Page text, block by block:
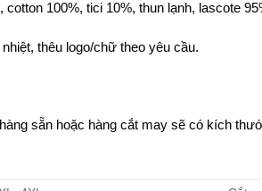
cotton 100%, tici 10%, thun lạnh, lascote
thêu logo/chữ theo yêu cầu.
sẵn hoặc hàng cắt may sẽ có kích